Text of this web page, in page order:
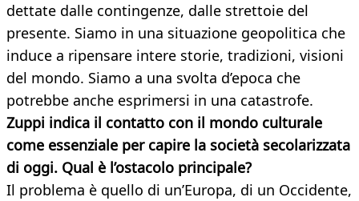
dettate dalle contingenze, dalle strettoie del
presente. Siamo in una situazione geopolitica che
induce a ripensare intere storie, tradizioni, visioni
del mondo. Siamo a una svolta d’epoca che
potrebbe anche esprimersi in una catastrofe.
Zuppi indica il contatto con il mondo culturale
come essenziale per capire la società secolarizzata
di oggi. Qual è l’ostacolo principale?
Il problema è quello di un’Europa, di un Occidente,